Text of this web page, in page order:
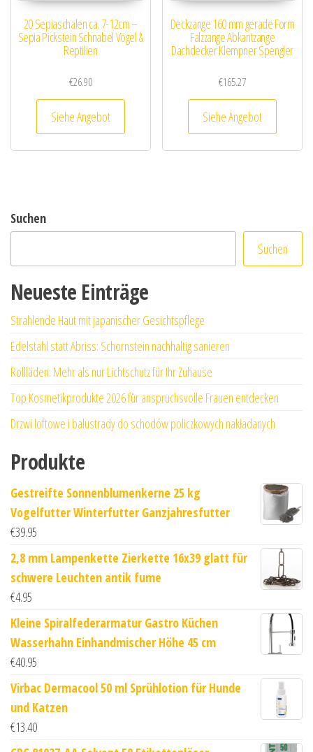
20 Sepiaschalen ca. 7-12cm –
Sepia Pickstein Schnabel Vögel &
Reptilien
€26.90
Siehe Angebot
Deckzange 160 mm gerade Form
Falzzange Abkantzange
Dachdecker Klempner Spengler
€165.27
Siehe Angebot
Suchen
Suchen
Neueste Einträge
Strahlende Haut mit japanischer Gesichtspflege
Edelstahl statt Abriss: Schornstein nachhaltig sanieren
Rollläden: Mehr als nur Lichtschutz für Ihr Zuhause
Top Kosmetikprodukte 2026 für anspruchsvolle Frauen entdecken
Drzwi loftowe i balustrady do schodów policzkowych nakładanych
Produkte
Gestreifte Sonnenblumenkerne 25 kg
Vogelfutter Winterfutter Ganzjahresfutter
€39.95
2,8 mm Lampenkette Zierkette 16x39 glatt für
schwere Leuchten antik fume
€4.95
Kleine Spiralfederarmatur Gastro Küchen
Wasserhahn Einhandmischer Höhe 45 cm
€40.95
Virbac Dermacool 50 ml Sprühlotion für Hunde
und Katzen
€13.40